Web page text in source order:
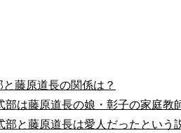
と藤原道長の関係は？
部は藤原道長の娘・彰子の家庭教
部と藤原道長は愛人だったという